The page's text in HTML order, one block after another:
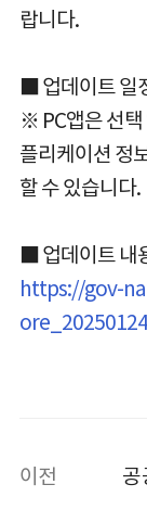
랍니다.
■ 업데이트 일
※ PC앱은 선택
플리케이션 정
할 수 있습니다.
■ 업데이트 내
https://gov-
이전
공